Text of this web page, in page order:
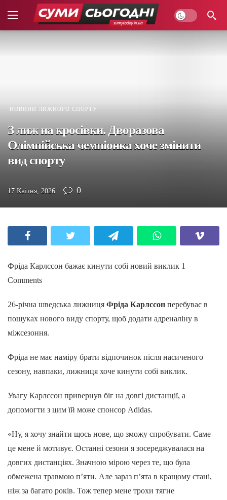
НОВИНИ ЛИЖНОГО СПОРТУ
З лиж на кросівки. Дворазова
Олімпійська чемпіонка хоче змінити
вид спорту
17 Квітня, 2026 0
Фріда Карлссон бажає кинути собі новий виклик 1
Comments
26-річна шведська лижниця Фріда Карлссон перебуває в
пошуках нового виду спорту, щоб додати адреналіну в
міжсезоння.
Фріда не має наміру брати відпочинок після насиченого
сезону, навпаки, лижниця хоче кинути собі виклик.
Увагу Карлссон привернув біг на довгі дистанції, а
допомогти з цим їй може спонсор Adidas.
«Ну, я хочу знайти щось нове, що зможу спробувати. Саме
це мене й мотивує. Останні сезони я зосереджувалася на
довгих дистанціях. Значною мірою через те, що була
обмежена травмою п’яти. Але зараз п’ята в кращому стані,
ніж за багато років. Тож тепер мене трохи тягне